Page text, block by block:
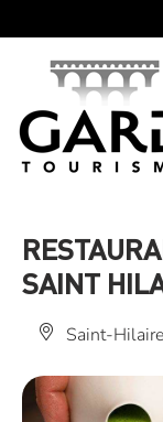
SAINT
Saint-